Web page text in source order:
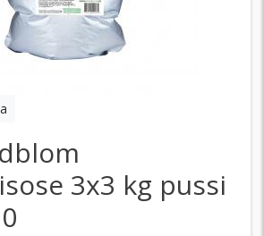
3x3 kg pussi